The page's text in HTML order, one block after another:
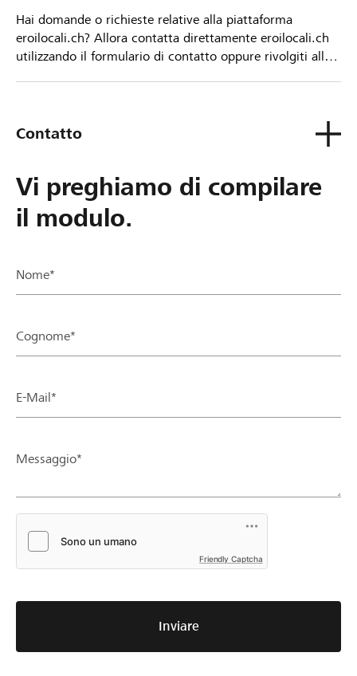
Hai domande o richieste relative alla piattaforma
eroilocali.ch? Allora contatta direttamente eroilocali.ch
utilizzando il formulario di contatto oppure rivolgiti alla
Contatto
Vi preghiamo di compilare
il modulo.
Nome*
Cognome*
E-Mail*
Messaggio*
Friendly Captcha
Inviare